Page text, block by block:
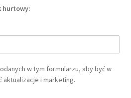
hurtowy:
w tym formularzu, aby być w
aktualizacje i marketing.